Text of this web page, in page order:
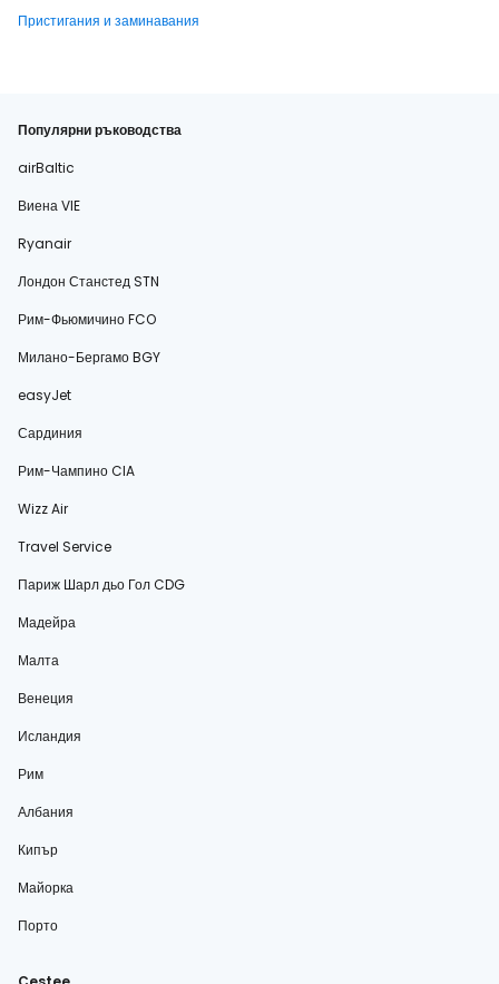
Пристигания и заминавания
Популярни ръководства
airBaltic
Виена VIE
Ryanair
Лондон Станстед STN
Рим-Фьюмичино FCO
Милано-Бергамо BGY
easyJet
Сардиния
Рим-Чампино CIA
Wizz Air
Travel Service
Париж Шарл дьо Гол CDG
Мадейра
Малта
Венеция
Исландия
Рим
Албания
Кипър
Майорка
Порто